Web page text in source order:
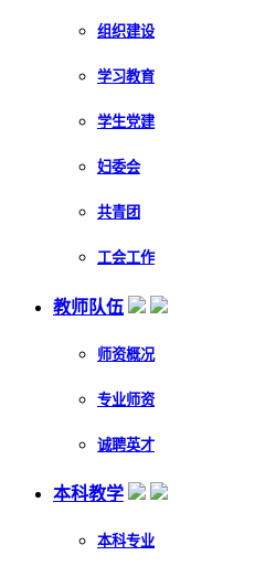
组织建设
学习教育
学生党建
妇委会
共青团
工会工作
教师队伍
师资概况
专业师资
诚聘英才
本科教学
本科专业